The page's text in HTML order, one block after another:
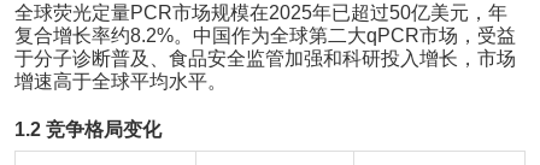
全球荧光定量PCR市场规模在2025年已超过50亿美元，年
复合增长率约8.2%。中国作为全球第二大qPCR市场，受益
于分子诊断普及、食品安全监管加强和科研投入增长，市场
增速高于全球平均水平。
1.2 竞争格局变化